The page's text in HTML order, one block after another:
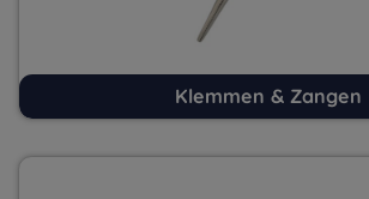
Klemmen & Zangen